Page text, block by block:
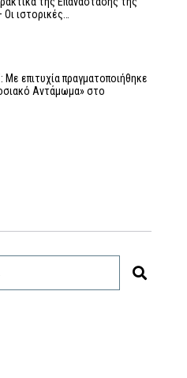
ιστορικές…
επιτυχία πραγματοποιήθηκε
Αντάμωμα» στο